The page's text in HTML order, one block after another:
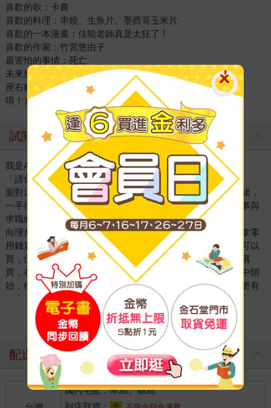
喜歡的歌：卡農
喜歡的料理：串燒、生魚片、墨西哥玉米片
喜歡的一本漫畫：佳能老師真是太狂了！
喜歡的作家：竹宮悠由子
最害怕的事情：死亡
未來想挑戰的事情：高空跳傘
座右銘：要美麗（向理來自己開設的公司也是用這句當標語
唷！）
試閱
我是AV男優-向理來
「請你分享一下這份職業的心路歷程？」
面對這個已經回答過無數次的問題，他完全沒有不耐煩的情緒，
一手摸著坐在自己腿上的貓，一邊平靜地說起自己的童年故事與
求職經歷。
向理來從小就喜歡閱讀，主要也是環境所致，因為平常他想拿零
用錢買東西都要跟媽媽提案申請，如果媽媽認為有必要性才可以
買，但只有買書不用，除了漫畫以外的書籍他都可以無限制購
買，在他的記憶裡，國小到高中的休閒時間都在看書，從高中開
始，他改成看電影，因為他認為兩小時就能理解完一個故事更有
效率，他很喜歡能令人有所啟發的故事題材，也總是在思考對自
己人生最有效率跟最大優化的方法。
他曾夢想過要當小說家，也在高中時去投稿過出版社，然而當時
並沒有錄取，於是他開始思考是否自己的人生經歷太少了，寫不
出能夠撼動人心的故事，需要挑戰更多事情後才能淬煉出更好的
作品，不過之後因為打工忙碌便逐漸放棄了這個夢想。
接著，他突然露出靦腆的笑，說畢竟自己還是男人嘛，雖然後來
放棄了寫作，但仍然有大量閱讀的習慣，也看了很多色情小說跟
漫畫，與色情相關的各種念頭充斥滿他的腦袋，貫穿了他整個青
看更多
配送方式
國內宅配：本島、離島